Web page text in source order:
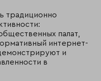
традиционно
палат,
интернет-
и
в